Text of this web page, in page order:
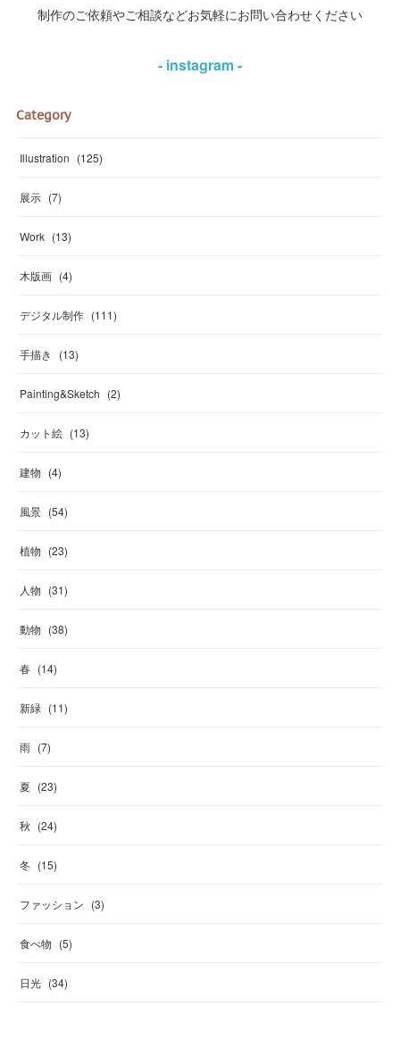
制作のご依頼やご相談などお気軽にお問い合わせください
- instagram -
Category
Illustration (125)
展示 (7)
Work (13)
木版画 (4)
デジタル制作 (111)
手描き (13)
Painting&Sketch (2)
カット絵 (13)
建物 (4)
風景 (54)
植物 (23)
人物 (31)
動物 (38)
春 (14)
新緑 (11)
雨 (7)
夏 (23)
秋 (24)
冬 (15)
ファッション (3)
食べ物 (5)
日光 (34)